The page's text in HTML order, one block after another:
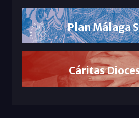
Plan Málaga
Cáritas